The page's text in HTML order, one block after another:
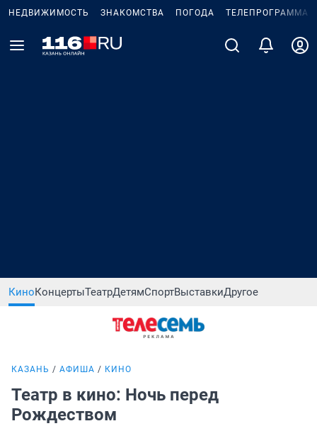
НЕДВИЖИМОСТЬ ЗНАКОМСТВА ПОГОДА ТЕЛЕПРОГРАММА
КиноКонцертыТеатрДетямСпортВыставкиДругое
КАЗАНЬ АФИША КИНО
Театр в кино: Ночь перед
Рождеством